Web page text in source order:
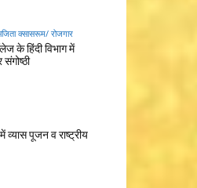
क्सासरूम/ रोजगार
के हिंदी विभाग में
में व्यास पूजन व राष्ट्रीय